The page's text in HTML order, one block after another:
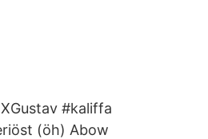
#kaliffa
(öh) Abow